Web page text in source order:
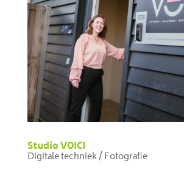
Studio VOICI
Digitale techniek / Fotografie